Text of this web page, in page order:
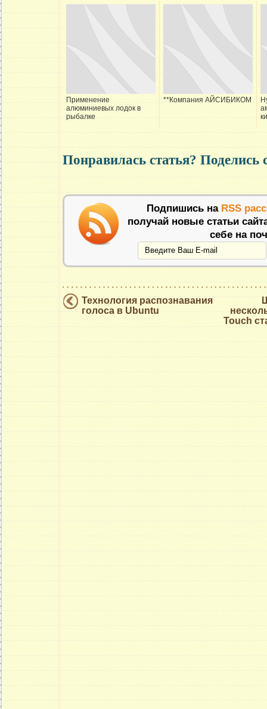
Применение
алюминиевых лодок в
рыбалке
**Компания АЙСИБИКОМ
Понравилась статья? Поделись
Подпишись наRSS
получай новые статьи
себе на
Технология распознавания
голоса в Ubuntu
Touch